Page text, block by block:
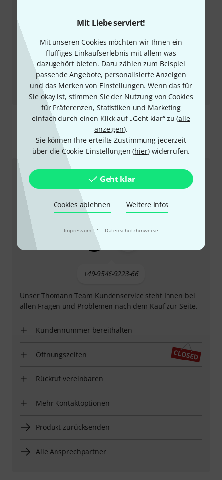
Mit Liebe serviert!
Mit unseren Cookies möchten wir Ihnen ein
fluffiges Einkaufserlebnis mit allem was
dazugehört bieten. Dazu zählen zum Beispiel
passende Angebote, personalisierte Anzeigen
und das Merken von Einstellungen. Wenn das für
Sie okay ist, stimmen Sie der Nutzung von Cookies
für Präferenzen, Statistiken und Marketing
einfach durch einen Klick auf „Geht klar“ zu (alle
anzeigen).
Sie können Ihre erteilte Zustimmung jederzeit
über die Cookie-Einstellungen (hier) widerrufen.
Geht klar
Cookies ablehnen Weitere Infos
Impressum · Datenschutzhinweise
Testbericht
Blue Label Strings Set 12-60
So erreichen Sie uns
Kundenservice
+49-9546-9223-66
Unser Thomann Team Kundenservice steht Ihnen bei
allen Fragen und Problemen nach dem Kauf zur Seite.
Kundennummer bereithalten
Öffnungszeiten
Rückruf vereinbaren
Mehr Kontaktoptionen
Produkt zurücksenden
Alle Ansprechpartner